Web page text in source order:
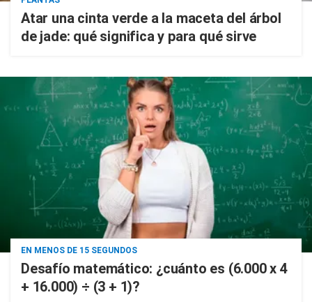
Atar una cinta verde a la maceta del árbol
de jade: qué significa y para qué sirve
EN MENOS DE 15 SEGUNDOS
Desafío matemático: ¿cuánto es (6.000 x 4
+ 16.000) ÷ (3 + 1)?